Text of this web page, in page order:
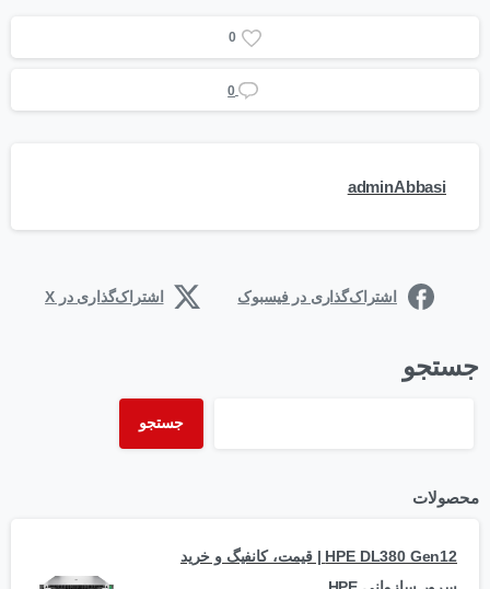
0
0
adminAbbasi
اشتراک‌گذاری در فیسبوک اشتراک‌گذاری در X
جستجو
جستجو
محصولات
HPE DL380 Gen12 | قیمت، کانفیگ و خرید